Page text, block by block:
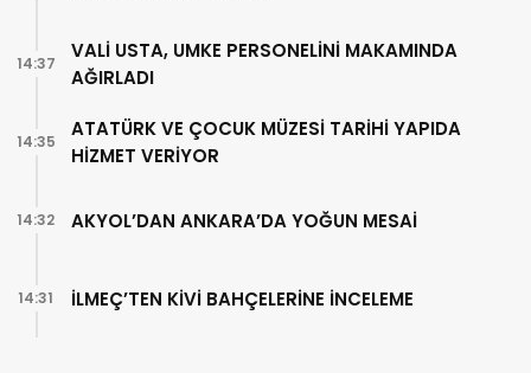
VALİ USTA, UMKE PERSONELİNİ MAKAMINDA
AĞIRLADI
14:37
ATATÜRK VE ÇOCUK MÜZESİ TARİHİ YAPIDA
HİZMET VERİYOR
14:35
AKYOL’DAN ANKARA’DA YOĞUN MESAİ
14:32
İLMEÇ’TEN KİVİ BAHÇELERİNE İNCELEME
14:31